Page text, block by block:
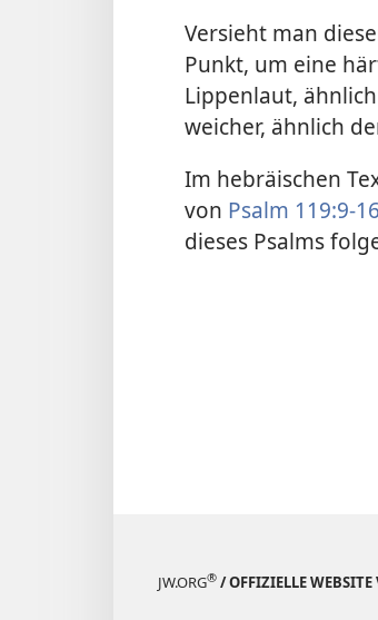
Versieht man
Punkt, um eine
Lippenlaut,
weicher, ähnlich
Im hebräischen
von Psalm 119:9-16
dieses Psalms
JW.ORG® / OFFIZIELLE WEBSITE